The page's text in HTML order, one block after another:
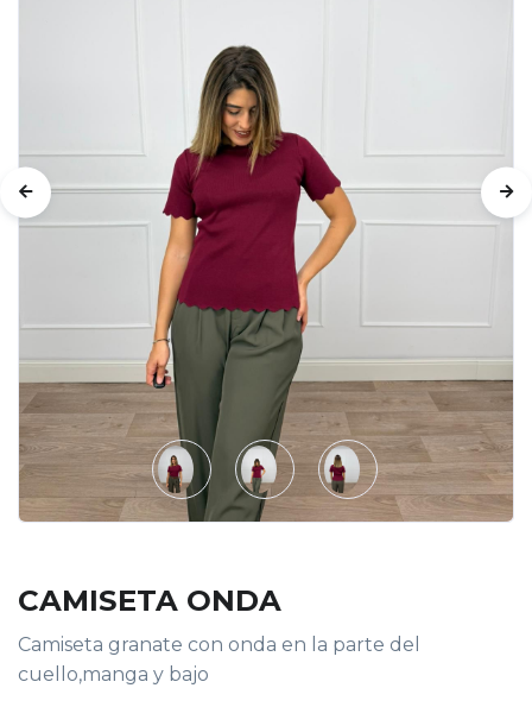
CAMISETA ONDA
Camiseta granate con onda en la parte del
cuello,manga y bajo